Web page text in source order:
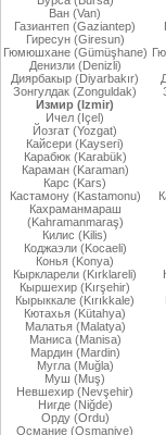
Ван (Van)
Газиантеп (Gaziantep)
Гиресун (Giresun)
Гюмюшхане (Gümüşhane)
Денизли (Denizli)
Диярбакыр (Diyarbakır)
Зонгулдак (Zonguldak)
Измир (Izmir)
Ичел (Içel)
Йозгат (Yozgat)
Кайсери (Kayseri)
Карабюк (Karabük)
Караман (Karaman)
Карс (Kars)
Кастамону (Kastamonu)
Кахраманмараш
(Kahramanmaraş)
Килис (Kilis)
Коджаэли (Kocaeli)
Конья (Konya)
Кыркларели (Kırklareli)
Кыршехир (Kırşehir)
Кырыккале (Kırıkkale)
Кютахья (Kütahya)
Малатья (Malatya)
Маниса (Manisa)
Мардин (Mardin)
Мугла (Muğla)
Муш (Muş)
Невшехир (Nevşehir)
Нигде (Niğde)
Орду (Ordu)
Османие (Osmaniye)